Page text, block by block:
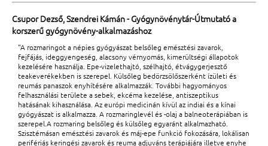
Csupor Dezső, Szendrei Kámán - Gyógynövénytár-Útmutató a
korszerű gyógynövény-alkalmazáshoz
"A rozmaringot a népies gyógyászat belsőleg emésztési zavarok,
fejfájás, ideggyengeség, alacsony vérnyomás, kimerültségi állapotok
kezelésére használja. Epe-vizelethajtó, szélhajtó, étvágygerjesztő
teakeverékekben is szerepel. Külsőleg bedörzsölőszerként ízületi és
reumás panaszok enyhítésére alkalmazzák. További hagyományos
felhasználási területe a sebek, ekcéma kezelése, antiszeptikus
hatásának kihasználása. Az európi medicinán kívül az indiai és a kínai
gyógyászat is alkalmazza. A rozmaringlevél és -olaj a balneoterápiában is
szerepel.A rozmaring belsőleg és külsőleg egyaránt alkalmazható.
Szisztémásan emésztési zavarok és máj-epe funkció fokozására, lokálisan
perifériás keringési zavarok és reuma adjuváns terápiájára illetve enyhe